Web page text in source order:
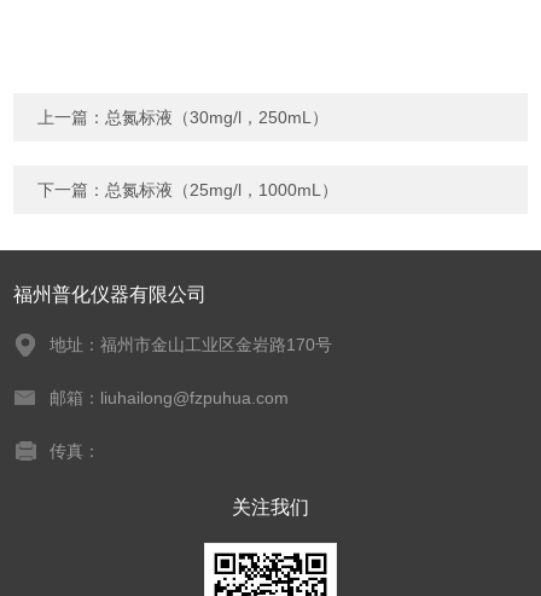
上一篇： 总氮标液（30mg/l，250mL）
下一篇： 总氮标液（25mg/l，1000mL）
福州普化仪器有限公司
地址：福州市金山工业区金岩路170号
邮箱：liuhailong@fzpuhua.com
传真：
关注我们